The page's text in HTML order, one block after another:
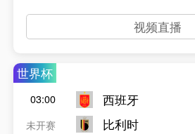
视频直播
世界杯
03:00
未开赛
西班牙
比利时